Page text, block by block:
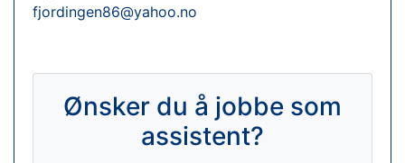
fjordingen86@yahoo.no
Ønsker du å jobbe som
assistent?